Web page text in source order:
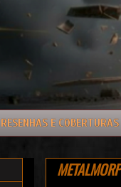
RESENHAS E COBERTURAS